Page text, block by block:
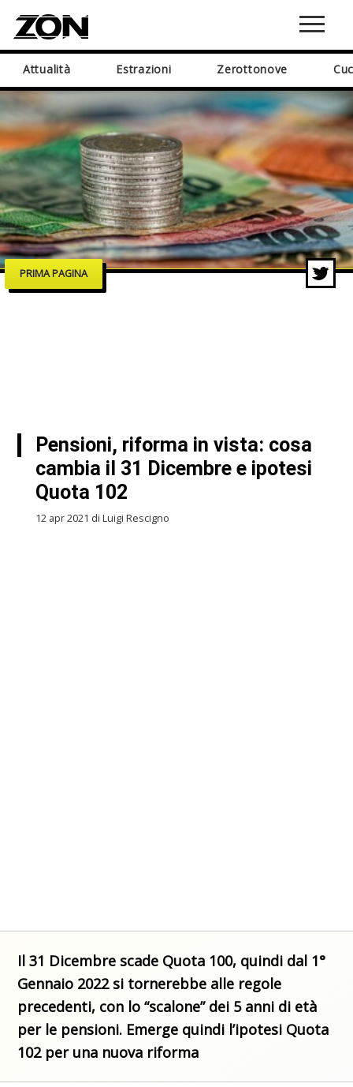
Attualità Estrazioni Zerottonove
PRIMA PAGINA
Pensioni, riforma in vista: cosa
cambia il 31 Dicembre e ipotesi
Quota 102
12 apr 2021 di Luigi Rescigno
Il 31 Dicembre scade Quota 100, quindi dal 1°
Gennaio 2022 si tornerebbe alle regole
precedenti, con lo “scalone” dei 5 anni di età
per le pensioni. Emerge quindi l’ipotesi Quota
102 per una nuova riforma